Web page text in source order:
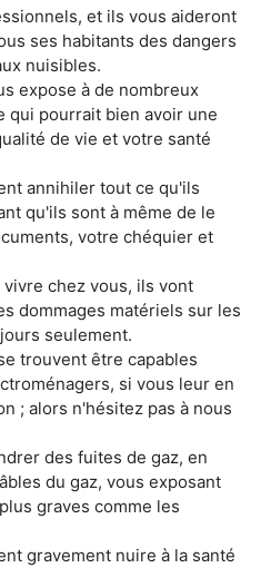
et ils vous aideront
ses habitants des dangers
nuisibles.
expose à de nombreux
qui pourrait bien avoir une
de vie et votre santé
annihiler tout ce qu'ils
qu'ils sont à même de le
votre chéquier et
chez vous, ils vont
dommages matériels sur les
seulement.
trouvent être capables
si vous leur en
; alors n'hésitez pas à nous
des fuites de gaz, en
du gaz, vous exposant
graves comme les
gravement nuire à la santé